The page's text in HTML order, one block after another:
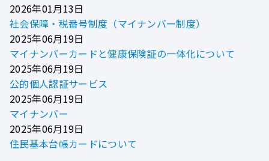
2026年01月13日
社会保障・税番号制度（マイナンバー制度）
2025年06月19日
マイナンバーカードと健康保険証の一体化について
2025年06月19日
公的個人認証サービス
2025年06月19日
マイナンバー
2025年06月19日
住民基本台帳カードについて